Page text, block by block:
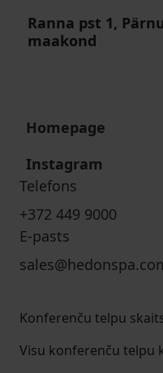
Ranna pst 1,
maakond
Homepage
Instagram
Telefons
+372 449 9000
E-pasts
Konferenču telpu
Visu konferenču telpu